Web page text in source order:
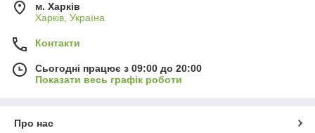
м. Харків
Харків, Україна
Контакти
Сьогодні працює з 09:00 до 20:00
Показати весь графік роботи
Про нас